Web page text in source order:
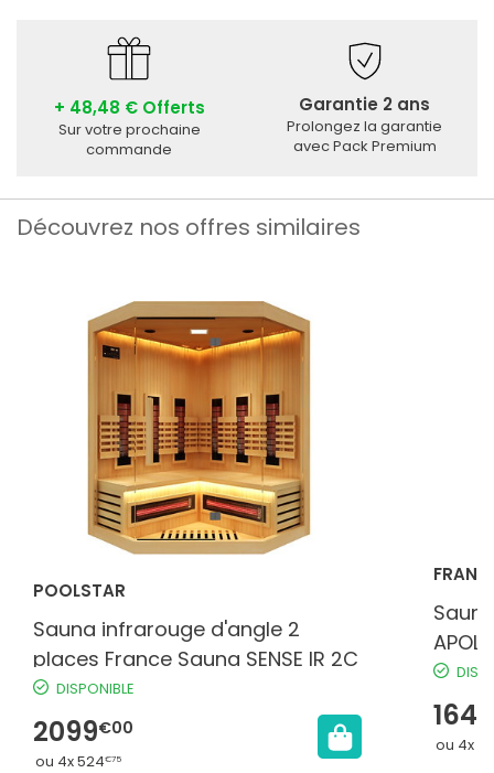
+ 48,48 € Offerts
Sur votre prochaine
commande
Garantie 2 ans
Prolongez la garantie
avec Pack Premium
Découvrez nos offres similaires
POOLSTAR
Sauna infrarouge d'angle 2
places France Sauna SENSE IR 2C
DISPONIBLE
2099€00
ou 4x 524€75
1649
ou 4x